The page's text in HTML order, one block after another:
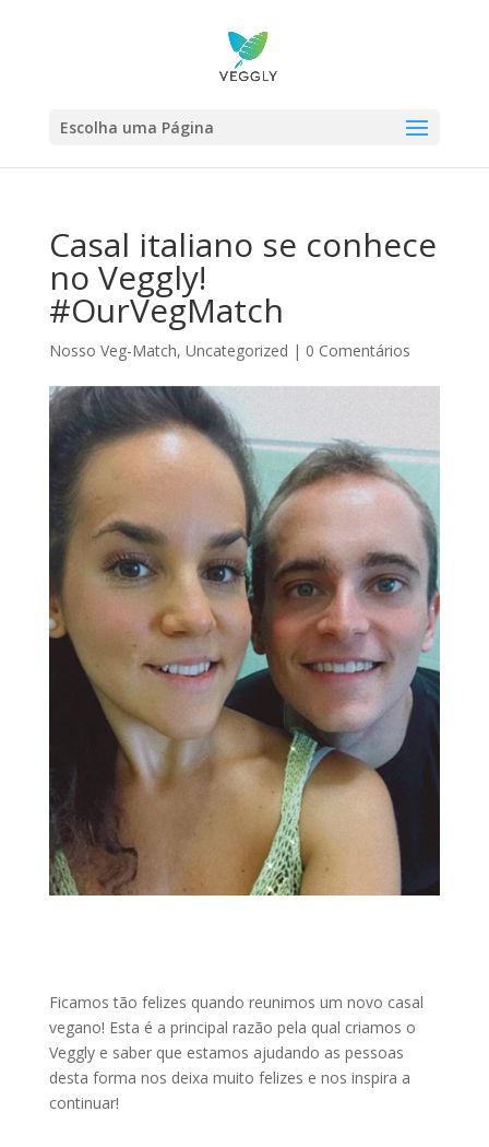
Escolha uma Página
Casal italiano se conhece
no Veggly!
#OurVegMatch
Nosso Veg-Match, Uncategorized | 0 Comentários
Ficamos tão felizes quando reunimos um novo casal
vegano! Esta é a principal razão pela qual criamos o
Veggly e saber que estamos ajudando as pessoas
desta forma nos deixa muito felizes e nos inspira a
continuar!